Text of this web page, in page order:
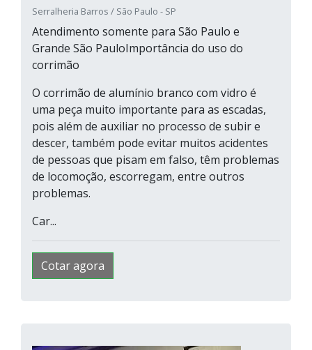
Serralheria Barros / São Paulo - SP
Atendimento somente para São Paulo e
Grande São PauloImportância do uso do
corrimão
O corrimão de alumínio branco com vidro é
uma peça muito importante para as escadas,
pois além de auxiliar no processo de subir e
descer, também pode evitar muitos acidentes
de pessoas que pisam em falso, têm problemas
de locomoção, escorregam, entre outros
problemas.
Car...
Cotar agora